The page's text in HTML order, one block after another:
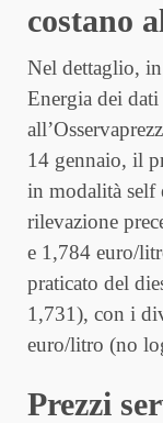
costano
Nel dettaglio,
Energia dei
14 gennaio, il
in modalità self
rilevazione
e 1,784 euro/
praticato del
1,731), con i
euro/litro (no
Prezzi